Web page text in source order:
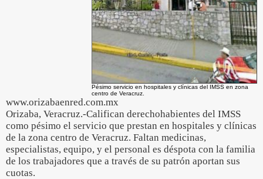
Pésimo servicio en hospitales y clínicas del IMSS en zona
centro de Veracruz.
www.orizabaenred.com.mx
Orizaba, Veracruz.-Califican derechohabientes del IMSS
como pésimo el servicio que prestan en hospitales y clínicas
de la zona centro de Veracruz. Faltan medicinas,
especialistas, equipo, y el personal es déspota con la familia
de los trabajadores que a través de su patrón aportan sus
cuotas.